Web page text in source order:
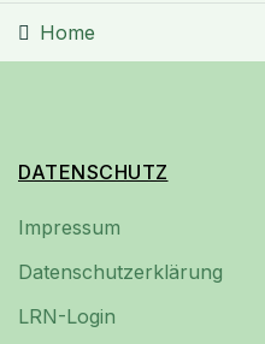
Home
DATENSCHUTZ
Impressum
Datenschutzerklärung
LRN-Login